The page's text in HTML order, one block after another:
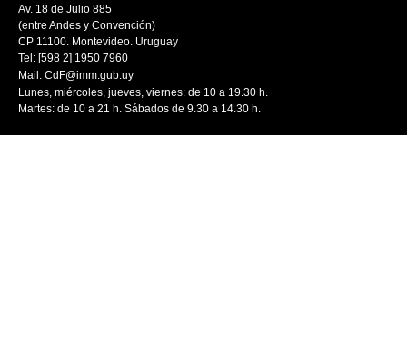
Av. 18 de Julio 885
(entre Andes y Convención)
CP 11100. Montevideo. Uruguay
Tel: [598 2] 1950 7960
Mail: CdF@imm.gub.uy
Lunes, miércoles, jueves, viernes: de 10 a 19.30 h.
Martes: de 10 a 21 h. Sábados de 9.30 a 14.30 h.